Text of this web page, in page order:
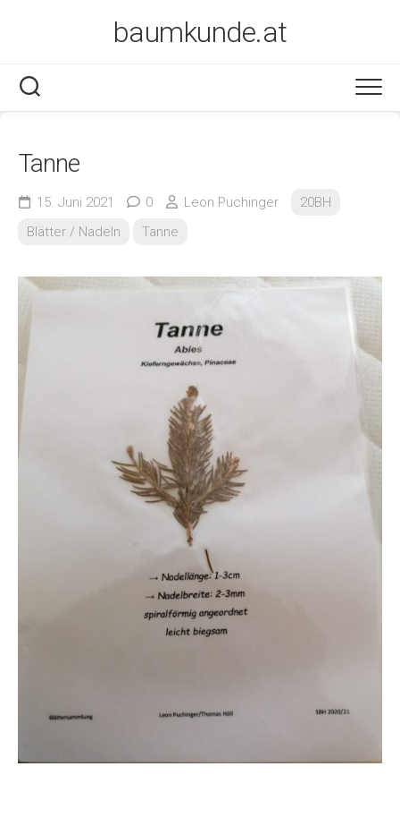
baumkunde.at
Tanne
15. Juni 2021 0 Leon Puchinger
20BH
Blätter / Nadeln
Tanne